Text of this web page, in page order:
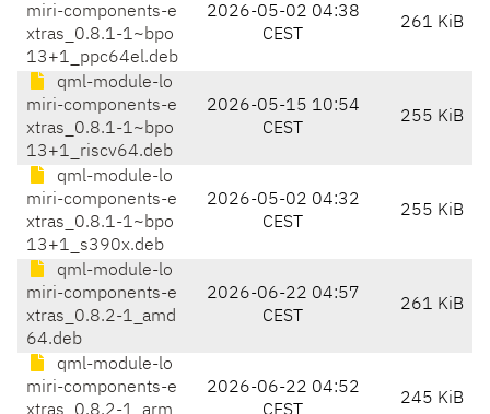
miri-components-e
xtras_0.8.1-1~bpo
13+1_ppc64el.deb
2026-05-02 04:38
CEST
261 KiB
qml-module-lo
miri-components-e
xtras_0.8.1-1~bpo
13+1_riscv64.deb
2026-05-15 10:54
CEST
255 KiB
qml-module-lo
miri-components-e
xtras_0.8.1-1~bpo
13+1_s390x.deb
2026-05-02 04:32
CEST
255 KiB
qml-module-lo
miri-components-e
xtras_0.8.2-1_amd
64.deb
2026-06-22 04:57
CEST
261 KiB
qml-module-lo
miri-components-e
2026-06-22 04:52
245 KiB